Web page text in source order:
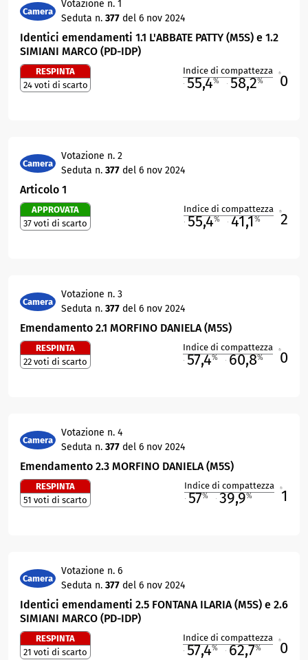
Camera
Votazione n. 1
Seduta n. 377 del 6 nov 2024
Identici emendamenti 1.1 L'ABBATE PATTY (M5S) e 1.2
SIMIANI MARCO (PD-IDP)
RESPINTA
24 voti di scarto
Indice di compattezza
55,4% 58,2% 0
Camera
Votazione n. 2
Seduta n. 377 del 6 nov 2024
Articolo 1
APPROVATA
37 voti di scarto
Indice di compattezza
55,4% 41,1% 2
Camera
Votazione n. 3
Seduta n. 377 del 6 nov 2024
Emendamento 2.1 MORFINO DANIELA (M5S)
RESPINTA
22 voti di scarto
Indice di compattezza
57,4% 60,8% 0
Camera
Votazione n. 4
Seduta n. 377 del 6 nov 2024
Emendamento 2.3 MORFINO DANIELA (M5S)
RESPINTA
51 voti di scarto
Indice di compattezza
57% 39,9% 1
Camera
Votazione n. 6
Seduta n. 377 del 6 nov 2024
Identici emendamenti 2.5 FONTANA ILARIA (M5S) e 2.6
SIMIANI MARCO (PD-IDP)
RESPINTA
21 voti di scarto
Indice di compattezza
57,4% 62,7% 0